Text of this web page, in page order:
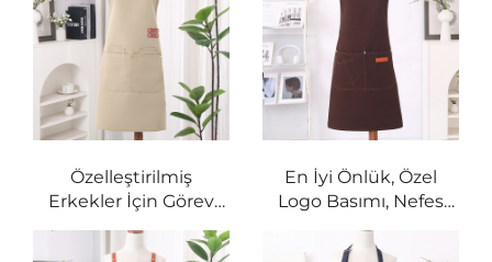
Mutfak Önlüğü, Boş
Pişirme Önlüğü
Kadınlar İçin Restoran
Garsonu
Özelleştirilmiş
Erkekler İçin Görev
Apronu, Su Geçirmez
BBQ Kanvas Araç
En İyi Önlük, Özel
Logo Basımı, Nefes
Alabilen Tuval
Restoran Önlüğü, Su